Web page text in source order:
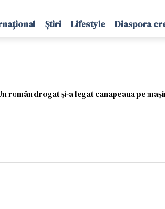
Știri Lifestyle Diaspora
român drogat și-a legat canapeaua pe